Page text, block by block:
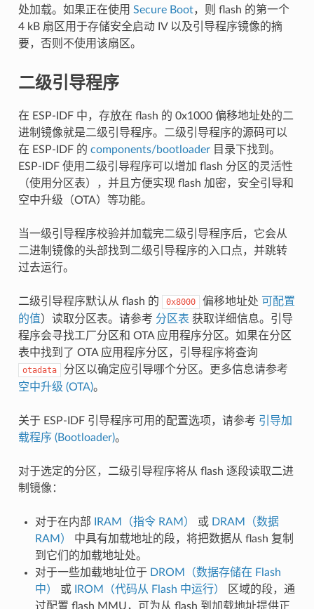
处加载。如果正在使用 Secure Boot，则 flash 的第一个
4 kB 扇区用于存储安全启动 IV 以及引导程序镜像的摘
要，否则不使用该扇区。
二级引导程序
在 ESP-IDF 中，存放在 flash 的 0x1000 偏移地址处的二
进制镜像就是二级引导程序。二级引导程序的源码可以
在 ESP-IDF 的 components/bootloader目录下找到。
ESP-IDF 使用二级引导程序可以增加 flash 分区的灵活性
（使用分区表），并且方便实现 flash 加密，安全引导和
空中升级（OTA）等功能。
当一级引导程序校验并加载完二级引导程序后，它会从
二进制镜像的头部找到二级引导程序的入口点，并跳转
过去运行。
二级引导程序默认从 flash 的 0x8000 偏移地址处 可配置
的值 ）读取分区表。请参考 分区表 获取详细信息。引导
程序会寻找工厂分区和 OTA 应用程序分区。如果在分区
表中找到了 OTA 应用程序分区，引导程序将查询
otadata
分区以确定应引导哪个分区。更多信息请参考
空中升级 (OTA)。
关于 ESP-IDF 引导程序可用的配置选项，请参考 引导加
载程序 (Bootloader)。
对于选定的分区，二级引导程序将从 flash 逐段读取二进
制镜像：
对于在内部 IRAM（指令 RAM） 或 DRAM（数据
RAM）
中具有加载地址的段，将把数据从 flash 复制
到它们的加载地址处。
对于一些加载地址位于 DROM（数据存储在 Flash
中）
或 IROM（代码从 Flash 中运行）
区域的段，通
过配置 flash MMU，可为从 flash 到加载地址提供正